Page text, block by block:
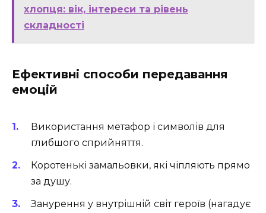
хлопця: вік, інтереси та рівень
складності
Ефективні способи передавання
емоцій
Використання метафор і символів для
глибшого сприйняття.
Коротенькі замальовки, які чіпляють прямо
за душу.
Занурення у внутрішній світ героїв (нагадує